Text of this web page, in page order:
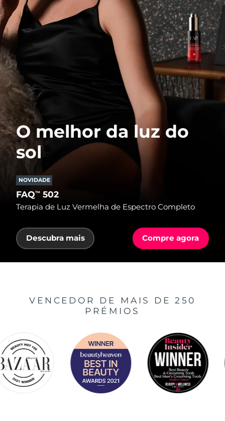
O melhor da luz do
sol
NOVIDADE
FAQ™ 502
Terapia de Luz Vermelha de Espectro Completo
Descubra mais Compre agora
VENCEDOR DE MAIS DE 250
PRÉMIOS